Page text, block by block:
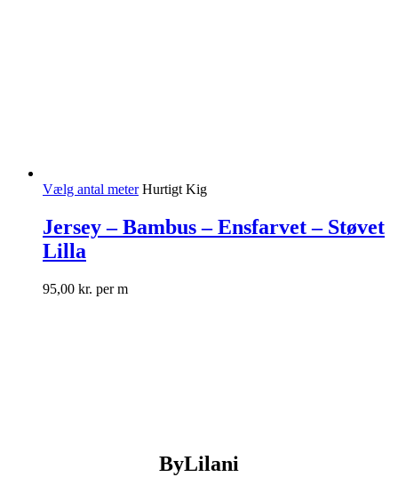
Vælg antal meter Hurtigt Kig
Jersey – Bambus – Ensfarvet – Støvet
Lilla
95,00 kr. per m
ByLilani